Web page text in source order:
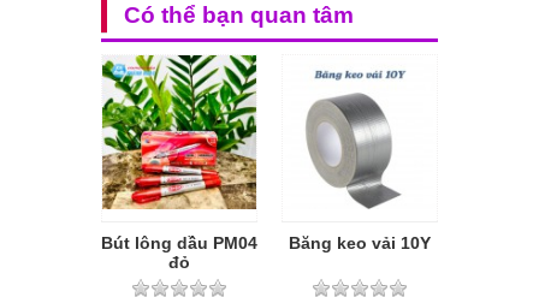
Có thể bạn quan tâm
Bút lông dầu PM04
đỏ
Băng keo vải 10Y